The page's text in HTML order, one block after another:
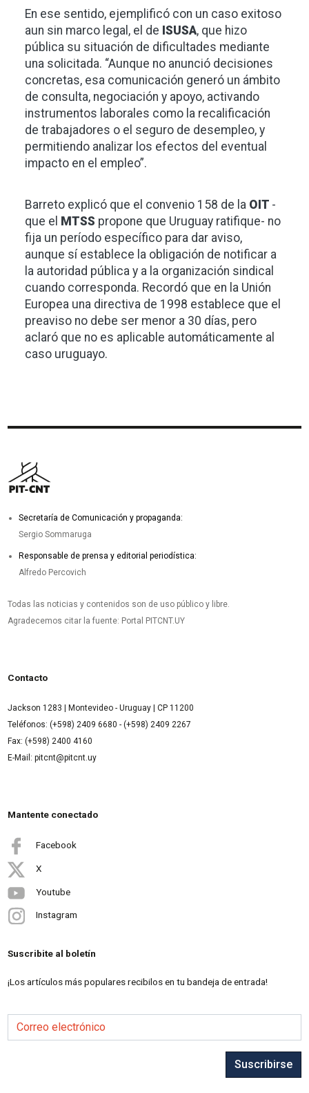
En ese sentido, ejemplificó con un caso exitoso
aun sin marco legal, el de ISUSA, que hizo
pública su situación de dificultades mediante
una solicitada. “Aunque no anunció decisiones
concretas, esa comunicación generó un ámbito
de consulta, negociación y apoyo, activando
instrumentos laborales como la recalificación
de trabajadores o el seguro de desempleo, y
permitiendo analizar los efectos del eventual
impacto en el empleo”.
Barreto explicó que el convenio 158 de la OIT -
que el
MTSS propone que Uruguay ratifique- no
fija un período específico para dar aviso,
aunque sí establece la obligación de notificar a
la autoridad pública y a la organización sindical
cuando corresponda. Recordó que en la Unión
Europea una directiva de 1998 establece que el
preaviso no debe ser menor a 30 días, pero
aclaró que no es aplicable automáticamente al
caso uruguayo.
Secretaría de Comunicación y propaganda:
Sergio Sommaruga
Responsable de prensa y editorial periodística:
Alfredo Percovich
Todas las noticias y contenidos son de uso público y libre.
Agradecemos citar la fuente: Portal PITCNT.UY
Contacto
Jackson 1283 | Montevideo - Uruguay | CP 11200
Teléfonos: (+598) 2409 6680 - (+598) 2409 2267
Fax: (+598) 2400 4160
E-Mail: pitcnt@pitcnt.uy
Mantente conectado
Facebook
X
Youtube
Instagram
Suscribite al boletín
¡Los artículos más populares recibilos en tu bandeja de entrada!
Correo electrónico
Suscribirse